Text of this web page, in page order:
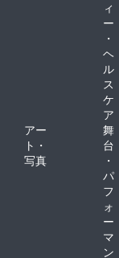
ィ
ー
・
ヘ
ル
ス
ケ
ア
アー
ト・
写真
舞
台
・
パ
フ
ォ
ー
マ
ン